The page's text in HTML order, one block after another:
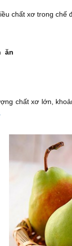
chất xơ trong
ăn
chất xơ lớn,